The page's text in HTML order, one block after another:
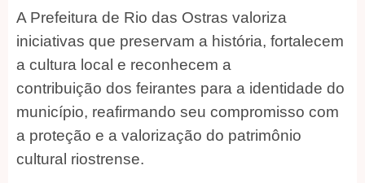
A Prefeitura de Rio das Ostras valoriza
iniciativas que preservam a história, fortalecem
a cultura local e reconhecem a
contribuição dos feirantes para a identidade do
município, reafirmando seu compromisso com
a proteção e a valorização do patrimônio
cultural riostrense.